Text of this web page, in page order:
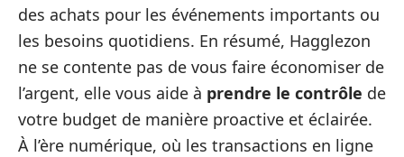
des achats pour les événements importants ou
les besoins quotidiens. En résumé, Hagglezon
ne se contente pas de vous faire économiser de
l’argent, elle vous aide à prendre le contrôle de
votre budget de manière proactive et éclairée.
À l’ère numérique, où les transactions en ligne